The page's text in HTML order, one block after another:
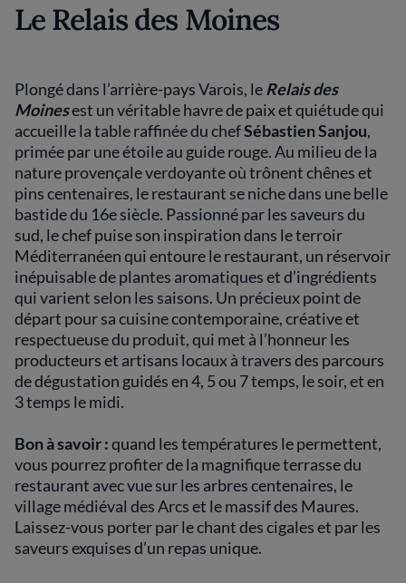
Le Relais des Moines
Plongé dans l’arrière-pays Varois, leRelais des
Moinesest un véritable havre de paix et quiétude qui
accueille la table raffinée du chefSébastien Sanjou,
primée par une étoile au guide rouge. Au milieu de la
nature provençale verdoyante où trônent chênes et
pins centenaires, le restaurant se niche dans une belle
bastide du 16e siècle. Passionné par les saveurs du
sud, le chef puise son inspiration dans le terroir
Méditerranéen qui entoure le restaurant, un réservoir
inépuisable de plantes aromatiques et d’ingrédients
qui varient selon les saisons. Un précieux point de
départ pour sa cuisine contemporaine, créative et
respectueuse du produit, qui met à l’honneur les
producteurs et artisans locaux à travers des parcours
de dégustation guidés en 4, 5 ou 7 temps, le soir, et en
3 temps le midi.
Bon à savoir :quand les températures le permettent,
vous pourrez profiter de la magnifique terrasse du
restaurant avec vue sur les arbres centenaires, le
village médiéval des Arcs et le massif des Maures.
Laissez-vous porter par le chant des cigales et par les
saveurs exquises d’un repas unique.